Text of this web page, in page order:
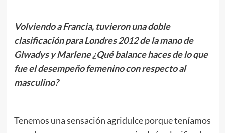
Volviendo a Francia, tuvieron una doble
clasificación para Londres 2012 de la mano de
Glwadys y Marlene ¿Qué balance haces de lo que
fue el desempeño femenino con respecto al
masculino?
Tenemos una sensación agridulce porque teníamos